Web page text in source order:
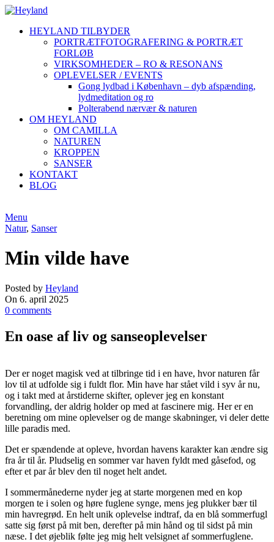
HEYLAND TILBYDER
PORTRÆTFOTOGRAFERING & PORTRÆT
FORLØB
VIRKSOMHEDER – RO & RESONANS
OPLEVELSER / EVENTS
Gong lydbad i København – dyb afspænding,
lydmeditation og ro
Polterabend nærvær & naturen
OM HEYLAND
OM CAMILLA
NATUREN
KROPPEN
SANSER
KONTAKT
BLOG
Menu
Natur, Sanser
Min vilde have
Posted by Heyland
On 6. april 2025
0 comments
En oase af liv og sanseoplevelser
Der er noget magisk ved at tilbringe tid i en have, hvor naturen får
lov til at udfolde sig i fuldt flor. Min have har stået vild i syv år nu,
og i takt med at årstiderne skifter, oplever jeg en konstant
forvandling, der aldrig holder op med at fascinere mig. Her er en
beretning om mine oplevelser og de mange skabninger, vi deler dette
lille paradis med.
Det er spændende at opleve, hvordan havens karakter kan ændre sig
fra år til år. Pludselig en sommer var haven fyldt med gåsefod, og
efter et par år blev den til noget helt andet.
I sommermånederne nyder jeg at starte morgenen med en kop
morgen te i solen og høre fuglene synge, mens jeg plukker bær til
min havregrød. En helt unik oplevelse indtraf, da en blå sommerfugl
satte sig først på mit ben, derefter på min hånd og til sidst på min
næse. I det øjeblik følte jeg mig helt velsignet af sommerfuglene.